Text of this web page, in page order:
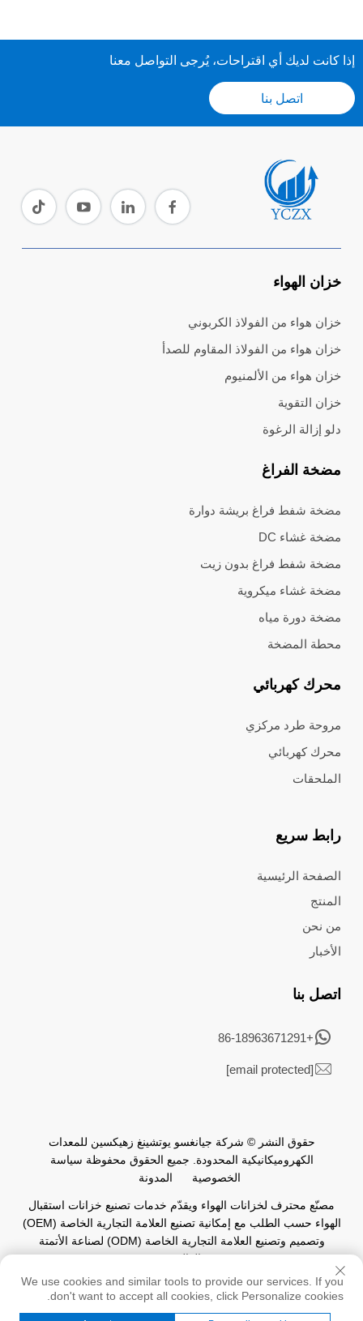
إذا كانت لديك أي اقتراحات، يُرجى التواصل معنا
اتصل بنا
خزان الهواء
خزان هواء من الفولاذ الكربوني
خزان هواء من الفولاذ المقاوم للصدأ
خزان هواء من الألمنيوم
خزان التقوية
دلو إزالة الرغوة
مضخة الفراغ
مضخة شفط فراغ بريشة دوارة
مضخة غشاء DC
مضخة شفط فراغ بدون زيت
مضخة غشاء ميكروية
مضخة دورة مياه
محطة المضخة
محرك كهربائي
مروحة طرد مركزي
محرك كهربائي
الملحقات
رابط سريع
الصفحة الرئيسية
المنتج
من نحن
الأخبار
اتصل بنا
+86-18963671291
[email protected]
حقوق النشر © شركة جيانغسو يوتشينغ زهيكسين للمعدات
الكهروميكانيكية المحدودة. جميع الحقوق محفوظة سياسة
الخصوصية
المدونة
مصنّع محترف لخزانات الهواء ويقدّم خدمات تصنيع خزانات استقبال
الهواء حسب الطلب مع إمكانية تصنيع العلامة التجارية الخاصة (OEM)
وتصميم وتصنيع العلامة التجارية الخاصة (ODM) لصناعة الأتمتة
العالمية.
We use cookies and similar tools to provide our services. If you
don't want to accept all cookies, click Personalize cookies.